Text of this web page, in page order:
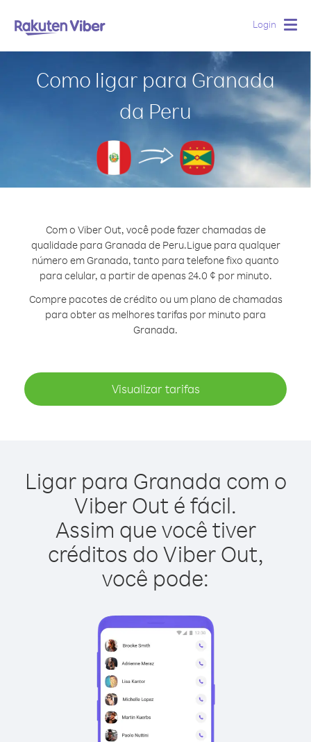
Login
Como ligar para Granada
da Peru
Com o Viber Out, você pode fazer chamadas de
qualidade para Granada de Peru.Ligue para qualquer
número em Granada, tanto para telefone fixo quanto
para celular, a partir de apenas 24.0 ¢ por minuto.
Compre pacotes de crédito ou um plano de chamadas
para obter as melhores tarifas por minuto para
Granada.
Visualizar tarifas
Ligar para Granada com o
Viber Out é fácil.
Assim que você tiver
créditos do Viber Out,
você pode: